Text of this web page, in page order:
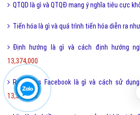
QTQD là gì và QTQĐ mang ý nghĩa tiêu cực
Tiến hóa là gì và quá trình tiến hóa diễn ra
Định hướng là gì và cách định hướng
13,374,000
Reactions Facebook là gì và cách sử
13,320,000